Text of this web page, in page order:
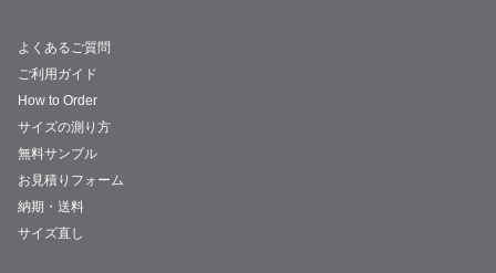
よくあるご質問
ご利用ガイド
How to Order
サイズの測り方
無料サンプル
お見積りフォーム
納期・送料
サイズ直し